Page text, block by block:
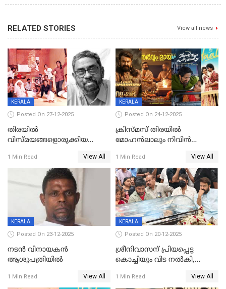
RELATED STORIES View all news
KERALA
Posted On 27-12-2025
തിരയിൽ
വിസ്മയങ്ങളൊരുക്കിയ
ശേഖര്‍ അന്തരിച്ചു
1 Min Read View All
KERALA
Posted On 24-12-2025
ക്രിസ്മസ് തിരയിൽ
മോഹൻലാലും നിവിൻ
ഷെയ്‌നും; 200 കോടി
മുടക്കിയെത്തുന്ന
വൃഷഭയുൾപ്പെടെ കാണാം
1 Min Read View All
KERALA
Posted On 23-12-2025
നടൻ വിനായകൻ
ആശുപത്രിയിൽ
1 Min Read View All
KERALA
Posted On 20-12-2025
ശ്രീനിവാസന് പ്രിയപ്പെട്ട
കൊച്ചിയും വിട നൽകി,
സംസ്കാരം നാളെ
1 Min Read View All